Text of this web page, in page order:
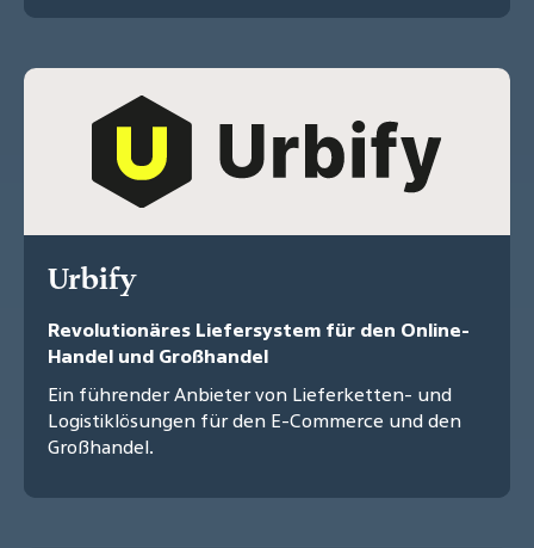
Urbify
Revolutionäres Liefersystem für den Online-
Handel und Großhandel
Ein führender Anbieter von Lieferketten- und
Logistiklösungen für den E-Commerce und den
Großhandel.